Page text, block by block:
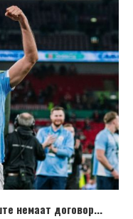
немаат договор...